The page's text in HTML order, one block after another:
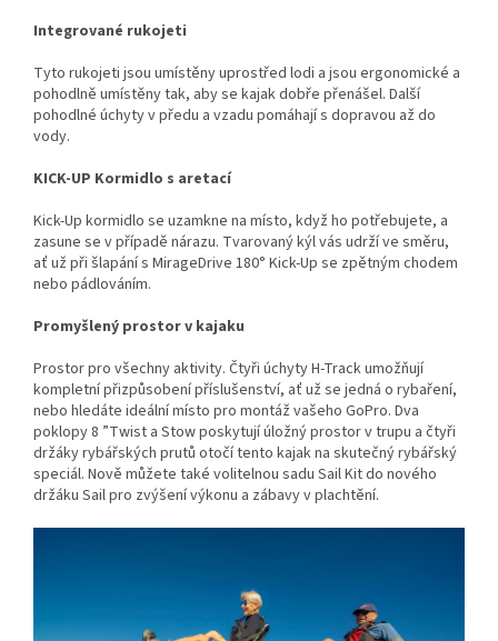
Integrované rukojeti
Tyto rukojeti jsou umístěny uprostřed lodi a jsou ergonomické a
pohodlně umístěny tak, aby se kajak dobře přenášel. Další
pohodlné úchyty v předu a vzadu pomáhají s dopravou až do
vody.
KICK-UP Kormidlo s aretací
Kick-Up kormidlo se uzamkne na místo, když ho potřebujete, a
zasune se v případě nárazu. Tvarovaný kýl vás udrží ve směru,
ať už při šlapání s MirageDrive 180° Kick-Up se zpětným chodem
nebo pádlováním.
Promyšlený prostor v kajaku
Prostor pro všechny aktivity. Čtyři úchyty H-Track umožňují
kompletní přizpůsobení příslušenství, ať už se jedná o rybaření,
nebo hledáte ideální místo pro montáž vašeho GoPro. Dva
poklopy 8 ”Twist a Stow poskytují úložný prostor v trupu a čtyři
držáky rybářských prutů otočí tento kajak na skutečný rybářský
speciál. Nově můžete také volitelnou sadu Sail Kit do nového
držáku Sail pro zvýšení výkonu a zábavy v plachtění.